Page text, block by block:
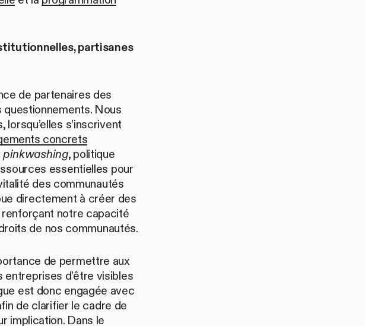
partisanes
de partenaires des
Nous
s’inscrivent
concrets
pinkwashing, politique
essentielles pour
des communautés
directement à créer des
notre capacité
de nos communautés.
de permettre aux
entreprises d’être visibles
est donc engagée avec
de clarifier le cadre de
implication. Dans le